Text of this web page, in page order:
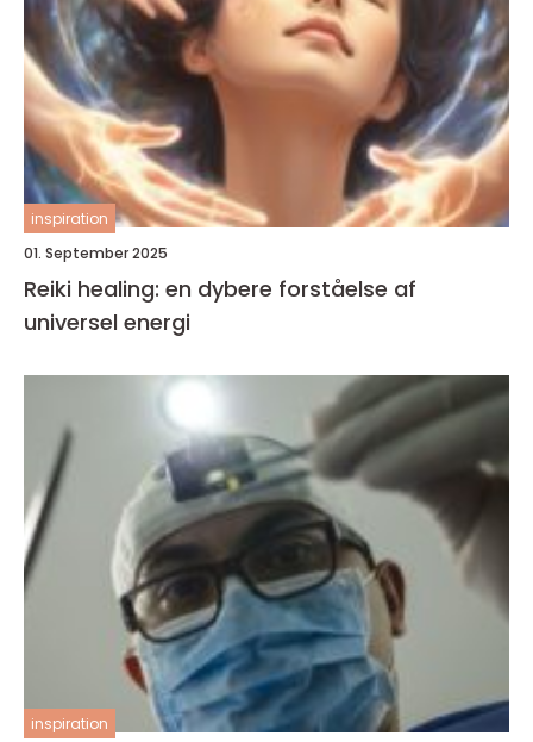
inspiration
01. September 2025
Reiki healing: en dybere forståelse af
universel energi
inspiration